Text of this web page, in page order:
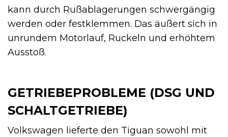
kann durch Rußablagerungen schwergängig
werden oder festklemmen. Das äußert sich in
unrundem Motorlauf, Ruckeln und erhöhtem
Ausstoß.
GETRIEBEPROBLEME (DSG UND
SCHALTGETRIEBE)
Volkswagen lieferte den Tiguan sowohl mit